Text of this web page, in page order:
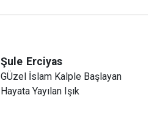
Şule Erciyas
GÜzel İslam Kalple Başlayan
Hayata Yayılan Işık